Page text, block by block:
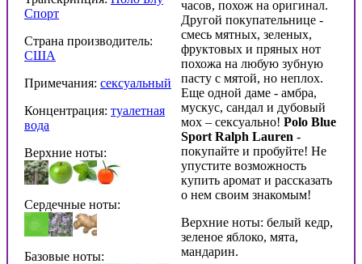
Спорт
Страна производитель:
США
Примечания: сексуальный
Концентрация: туалетная
вода
Верхние ноты:
Сердечные ноты:
Базовые ноты:
часов, похож на оригинал.
Другой покупательнице -
смесь мятных, зеленых,
фруктовых и пряных нот
похожа на любую зубную
пасту с мятой, но неплох.
Еще одной даме - амбра,
мускус, сандал и дубовый
мох – сексуально! Polo Blue
Sport Ralph Lauren -
покупайте и пробуйте! Не
упустите возможность
купить аромат и рассказать
о нем своим знакомым!
Верхние ноты: белый кедр,
зеленое яблоко, мята,
мандарин.